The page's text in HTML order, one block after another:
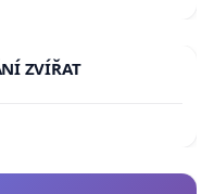
ZVÍŘAT